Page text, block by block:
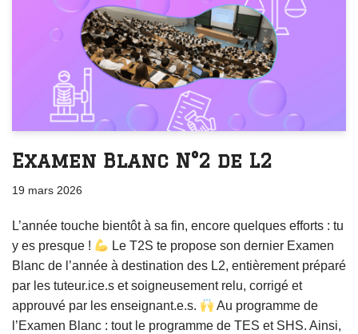
Examen Blanc N°2 de L2
19 mars 2026
L’année touche bientôt à sa fin, encore quelques efforts : tu
y es presque !
Le T2S te propose son dernier Examen
Blanc de l’année à destination des L2, entièrement préparé
par les tuteur.ice.s et soigneusement relu, corrigé et
approuvé par les enseignant.e.s.
Au programme de
l’Examen Blanc : tout le programme de TES et SHS. Ainsi,